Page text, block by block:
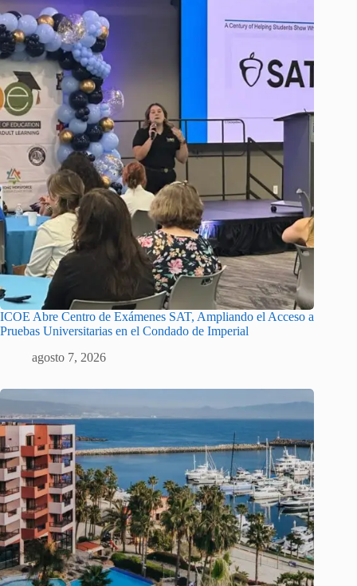
ICOE Abre Centro de Exámenes SAT, Ampliando el Acceso a
Pruebas Universitarias en el Condado de Imperial
agosto 7, 2026